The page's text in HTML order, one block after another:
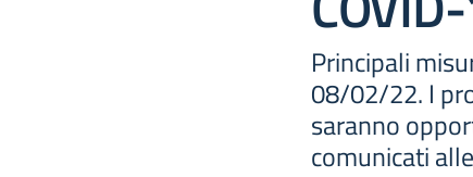
Principali
08/02/22. I
saranno
comunicati